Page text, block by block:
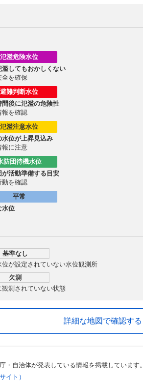
氾濫危険水位
濫してもおかしくない
全を確保
避難判断水位
間後に氾濫の危険性
報を確認
氾濫注意水位
水位が上昇見込み
報に注意
防団待機水位
が活動準備する目安
動を確認
平常
水位
基準なし
位が設定されていない水位観測所
欠測
観測されていない状態
詳細な地図で確認する
・自治体が発表している情報を掲載しています。
イト）